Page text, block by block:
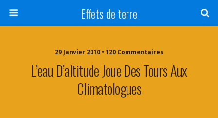
Effets de terre
29 Janvier 2010 • 120 Commentaires
L’eau D’altitude Joue Des Tours Aux
Climatologues